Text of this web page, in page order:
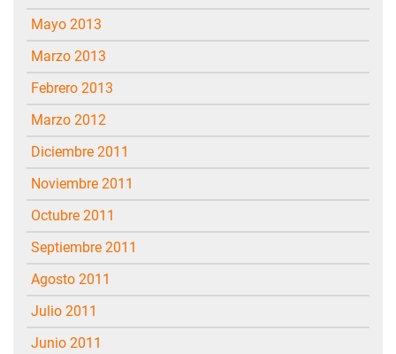
mayo 2013
marzo 2013
febrero 2013
marzo 2012
diciembre 2011
noviembre 2011
octubre 2011
septiembre 2011
agosto 2011
julio 2011
junio 2011